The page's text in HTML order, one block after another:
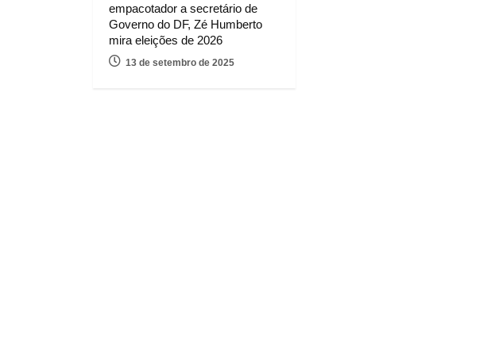
empacotador a secretário de
Governo do DF, Zé Humberto
mira eleições de 2026
13 de setembro de 2025